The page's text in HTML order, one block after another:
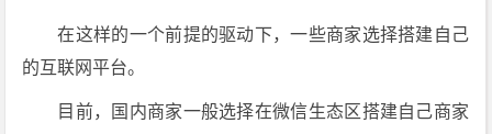
在这样的一个前提的驱动下，一些商家选择搭建自己
的互联网平台。
目前，国内商家一般选择在微信生态区搭建自己商家